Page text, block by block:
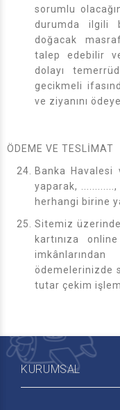
sorumlu
durumda ilgili
doğacak
talep edebilir
dolayı
gecikmeli
ve ziyanını
ÖDEME VE TESLİMAT
Banka Havalesi
yaparak,
herhangi birine
Sitemiz
kartınıza
ödemelerinizde
tutar çekim
KURUMSAL